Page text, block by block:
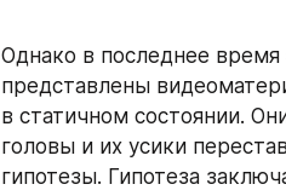
Однако в последнее время
представлены
в статичном состоянии.
головы и их усики
гипотезы. Гипотеза